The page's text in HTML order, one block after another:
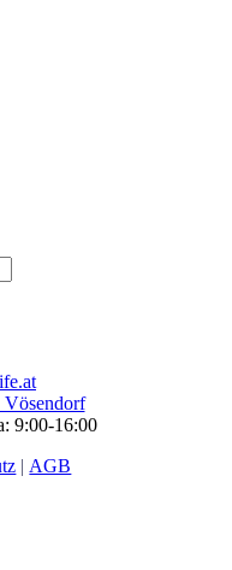
Vösendorf
9:00-16:00
| AGB